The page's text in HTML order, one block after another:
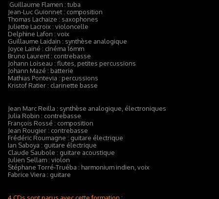
Guillaume Flamen : tuba
Jean-Luc Guionnet : composition
Thomas Lachaize : saxophones
Juliette Lacroix : violoncelle
Delphine Lafon : voix
Guillaume Laidain : synthèse analogique
Joyce Lainé : cinéma 16mm
Bruno Laurent : contrebasse
Johann Loiseau : flutes, petites percussions
Johann Mazé : batterie
Mathias Pontevia : percussions
Kristof Ratier : clarinette basse
Jean Marc Reilla : synthèse analogique, électroniques
Julia Robin : contrebasse
François Rossé : composition
Jean Rougier : contrebasse
Frédéric Roumagne : guitare électrique
Ian Saboya : guitare électrique
Claude Saubole : guitare acoustique
Julien Sellam : violon
Stéphane Torré-Truéba : harmonium indien, voix
Fabrice Viera : guitare